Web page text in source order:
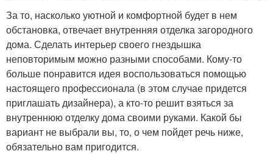
За то, насколько уютной и комфортной будет в нем
обстановка, отвечает внутренняя отделка загородного
дома. Сделать интерьер своего гнездышка
неповторимым можно разными способами. Кому-то
больше понравится идея воспользоваться помощью
настоящего профессионала (в этом случае придется
приглашать дизайнера), а кто-то решит взяться за
внутреннюю отделку дома своими руками. Какой бы
вариант не выбрали вы, то, о чем пойдет речь ниже,
обязательно вам пригодится.